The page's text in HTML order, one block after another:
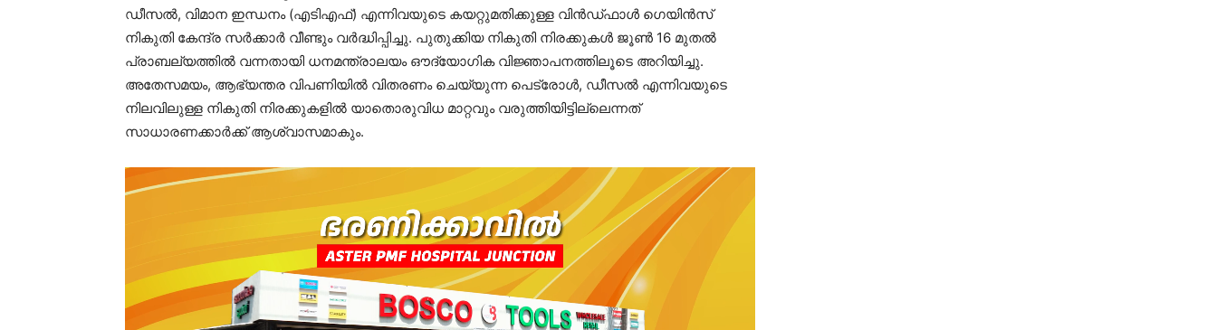
ഡീസൽ, വിമാന ഇന്ധനം (എടിഎഫ്) എന്നിവയുടെ കയറ്റുമതിക്കുള്ള വിൻഡ്ഫാൾ ഗെയിൻസ്
നികുതി കേന്ദ്ര സർക്കാർ വീണ്ടും വർദ്ധിപ്പിച്ചു. പുതുക്കിയ നികുതി നിരക്കുകൾ ജൂൺ 16 മുതൽ
പ്രാബല്യത്തിൽ വന്നതായി ധനമന്ത്രാലയം ഔദ്യോഗിക വിജ്ഞാപനത്തിലൂടെ അറിയിച്ചു.
അതേസമയം, ആഭ്യന്തര വിപണിയിൽ വിതരണം ചെയ്യുന്ന പെട്രോൾ, ഡീസൽ എന്നിവയുടെ
നിലവിലുള്ള നികുതി നിരക്കുകളിൽ യാതൊരുവിധ മാറ്റവും വരുത്തിയിട്ടില്ലെന്നത്
സാധാരണക്കാർക്ക് ആശ്വാസമാകും.